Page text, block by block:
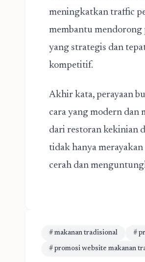
meningkatkan traffic
membantu mendorong
yang strategis dan
kompetitif.
Akhir kata, perayaan
cara yang modern dan
dari restoran kekinian
tidak hanya
cerah dan
# makanan tradisional #
# promosi website makanan